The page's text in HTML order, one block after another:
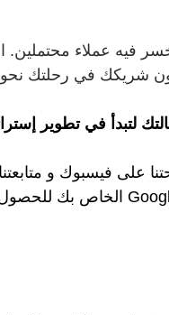
فيه عملاء محتملين.
شريكك في رحلتك نحو
لتبدأ في تطوير
على فيسبوك و
للحصول